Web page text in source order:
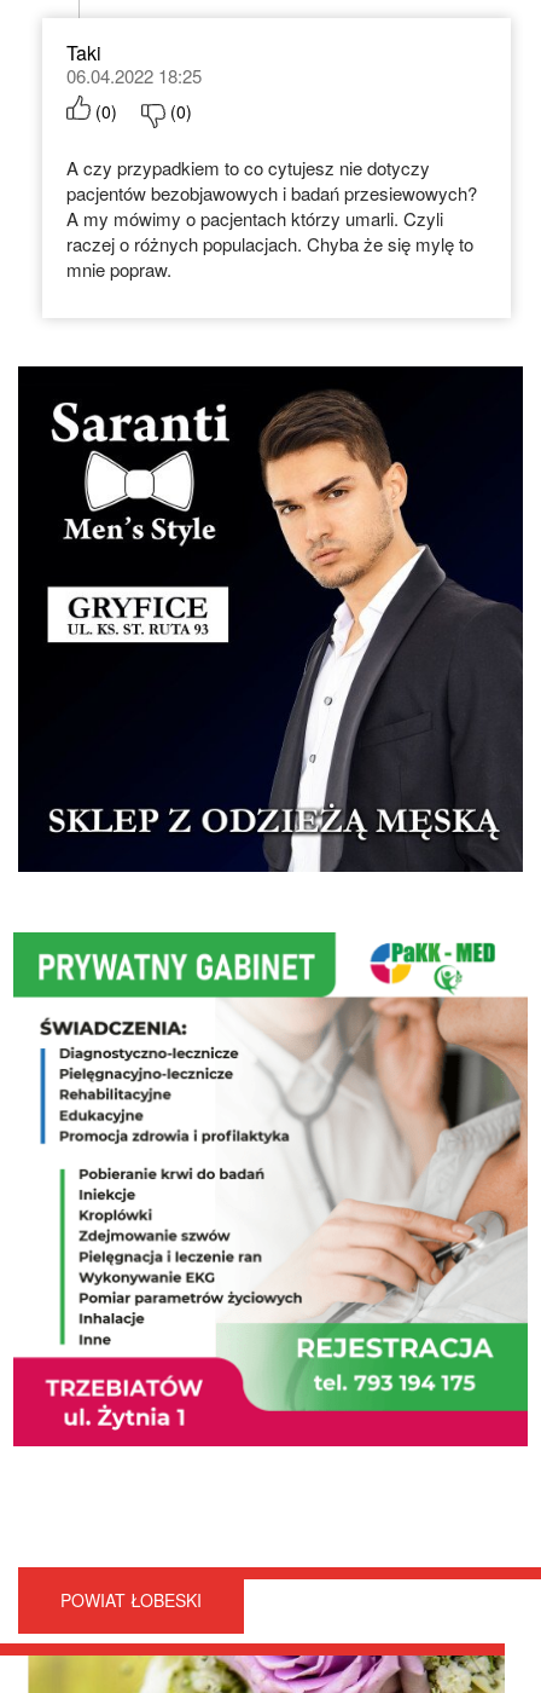
Taki
06.04.2022 18:25
(0) (0)
A czy przypadkiem to co cytujesz nie dotyczy
pacjentów bezobjawowych i badań przesiewowych?
A my mówimy o pacjentach którzy umarli. Czyli
raczej o różnych populacjach. Chyba że się mylę to
mnie popraw.
POWIAT ŁOBESKI